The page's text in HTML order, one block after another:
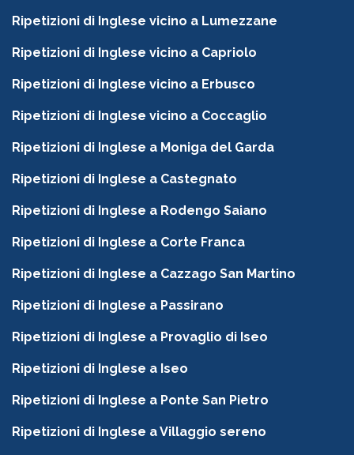
Ripetizioni di Inglese vicino a Lumezzane
Ripetizioni di Inglese vicino a Capriolo
Ripetizioni di Inglese vicino a Erbusco
Ripetizioni di Inglese vicino a Coccaglio
Ripetizioni di Inglese a Moniga del Garda
Ripetizioni di Inglese a Castegnato
Ripetizioni di Inglese a Rodengo Saiano
Ripetizioni di Inglese a Corte Franca
Ripetizioni di Inglese a Cazzago San Martino
Ripetizioni di Inglese a Passirano
Ripetizioni di Inglese a Provaglio di Iseo
Ripetizioni di Inglese a Iseo
Ripetizioni di Inglese a Ponte San Pietro
Ripetizioni di Inglese a Villaggio sereno